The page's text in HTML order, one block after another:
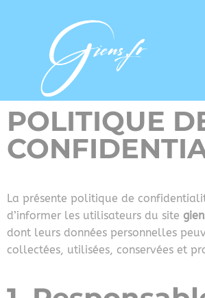
POLITIQUE
La présente politique de
d’informer les utilisateurs du site
dont leurs données personnelles
collectées, utilisées, conservées et